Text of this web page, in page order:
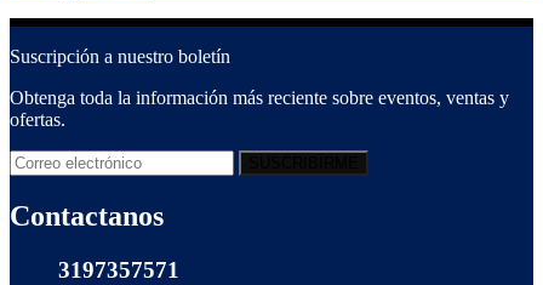
Suscripción a nuestro boletín
Obtenga toda la información más reciente sobre eventos, ventas y
ofertas.
Contactanos
3197357571